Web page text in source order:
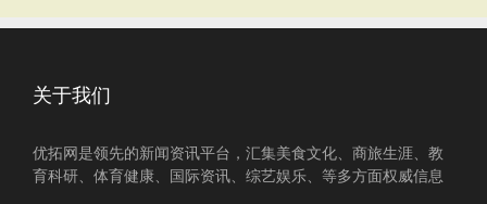
关于我们
优拓网是领先的新闻资讯平台，汇集美食文化、商旅生涯、教
育科研、体育健康、国际资讯、综艺娱乐、等多方面权威信息